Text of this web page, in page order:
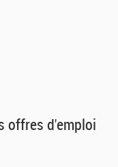
offres d'emploi